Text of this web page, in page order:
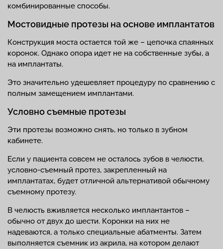
комбинированные способы.
Мостовидные протезы на основе имплантатов
Конструкция моста остается той же – цепочка спаянных
коронок. Однако опора идет не на собственные зубы, а
на имплантаты.
Это значительно удешевляет процедуру по сравнению с
полным замещением имплантами.
Условно съемные протезы
Эти протезы возможно снять, но только в зубном
кабинете.
Если у пациента совсем не осталось зубов в челюсти,
условно-съемный протез, закрепленный на
имплантатах, будет отличной альтернативой обычному
съемному протезу.
В челюсть вживляется несколько имплантантов –
обычно от двух до шести. Коронки на них не
надеваются, а только специальные абатменты. Затем
выполняется съемник из акрила, на котором делают